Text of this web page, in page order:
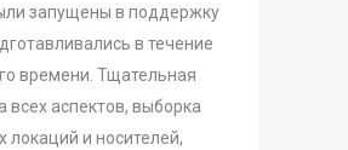
запущены в поддержку
в течение
времени. Тщательная
всех аспектов, выборка
локаций и носителей,